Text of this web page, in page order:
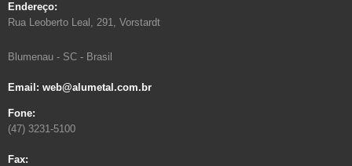
Endereço:
Rua Leoberto Leal, 291, Vorstardt
Blumenau - SC - Brasil
Email: web@alumetal.com.br
Fone:
(47) 3231-5100
Fax: